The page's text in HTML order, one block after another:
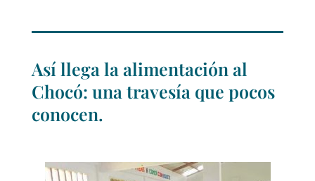
Así llega la alimentación al
Chocó: una travesía que pocos
conocen.